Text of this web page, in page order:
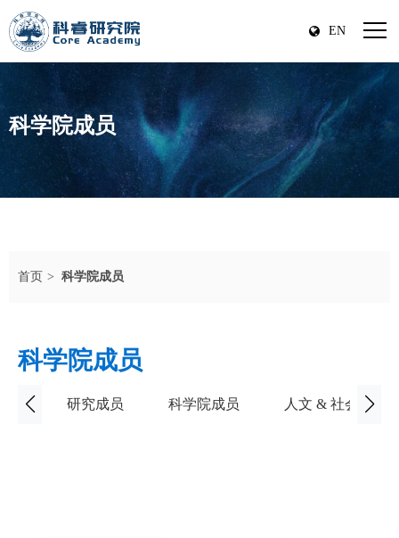
EN
科学院成员
首页 科学院成员
科学院成员
研究成员 科学院成员 人文 & 社会科学